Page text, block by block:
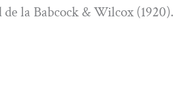
la Babcock & Wilcox (1920).